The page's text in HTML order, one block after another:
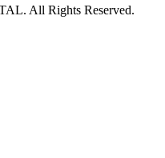
All Rights Reserved.